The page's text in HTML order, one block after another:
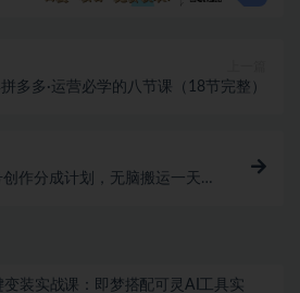
多多·运营必学的八节课（18节完整）
作分成计划，无脑搬运一天收
变装实战课：即梦搭配可灵AI工具实